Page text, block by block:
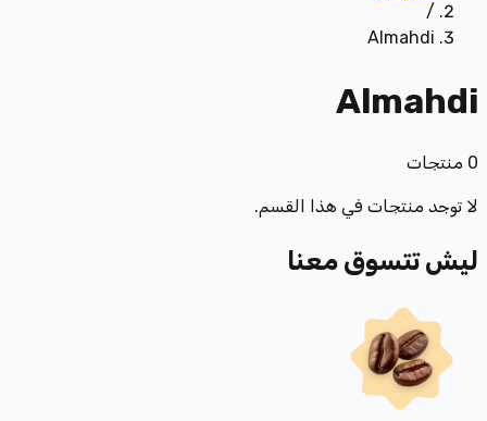
/
Almahdi
Almahdi
0 منتجات
لا توجد منتجات في هذا القسم.
ليش تتسوق معنا